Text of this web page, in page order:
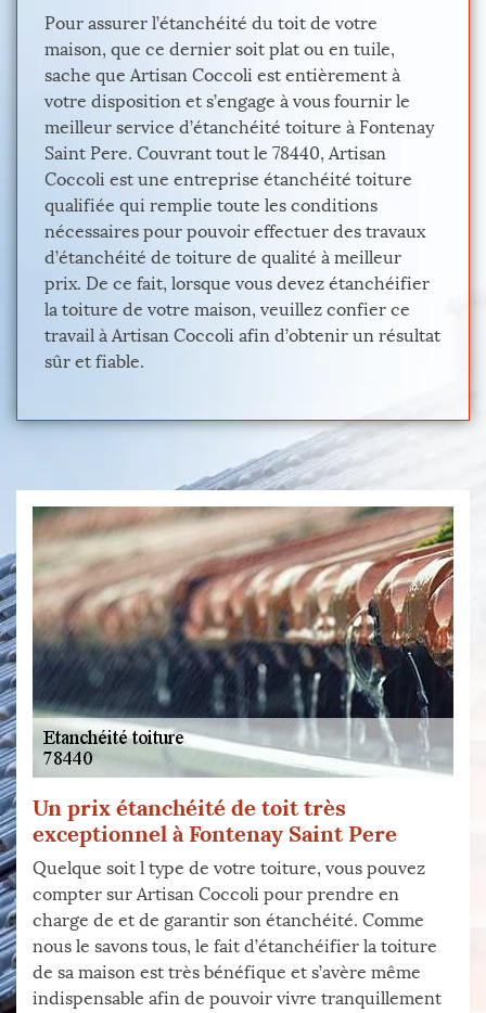
Pour assurer l’étanchéité du toit de votre
maison, que ce dernier soit plat ou en tuile,
sache que Artisan Coccoli est entièrement à
votre disposition et s’engage à vous fournir le
meilleur service d’étanchéité toiture à Fontenay
Saint Pere. Couvrant tout le 78440, Artisan
Coccoli est une entreprise étanchéité toiture
qualifiée qui remplie toute les conditions
nécessaires pour pouvoir effectuer des travaux
d’étanchéité de toiture de qualité à meilleur
prix. De ce fait, lorsque vous devez étanchéifier
la toiture de votre maison, veuillez confier ce
travail à Artisan Coccoli afin d’obtenir un résultat
sûr et fiable.
Un prix étanchéité de toit très
exceptionnel à Fontenay Saint Pere
Quelque soit l type de votre toiture, vous pouvez
compter sur Artisan Coccoli pour prendre en
charge de et de garantir son étanchéité. Comme
nous le savons tous, le fait d’étanchéifier la toiture
de sa maison est très bénéfique et s’avère même
indispensable afin de pouvoir vivre tranquillement